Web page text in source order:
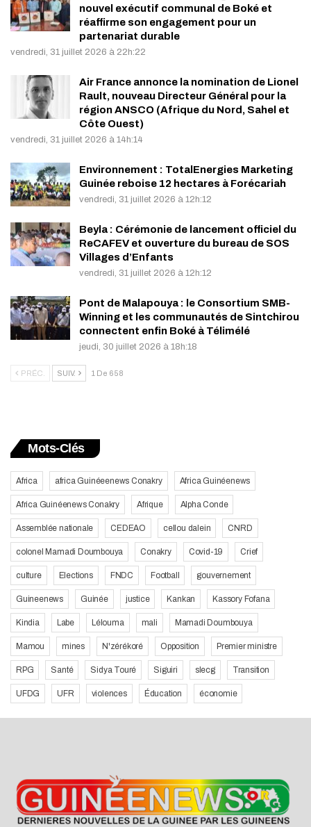
nouvel exécutif communal de Boké et
réaffirme son engagement pour un
partenariat durable
vendredi, 31 juillet 2026 à 22h:22
Air France annonce la nomination de Lionel
Rault, nouveau Directeur Général pour la
région ANSCO (Afrique du Nord, Sahel et
Côte Ouest)
vendredi, 31 juillet 2026 à 14h:14
Environnement : TotalEnergies Marketing
Guinée reboise 12 hectares à Forécariah
vendredi, 31 juillet 2026 à 12h:12
Beyla : Cérémonie de lancement officiel du
ReCAFEV et ouverture du bureau de SOS
Villages d’Enfants
vendredi, 31 juillet 2026 à 12h:12
Pont de Malapouya : le Consortium SMB-
Winning et les communautés de Sintchirou
connectent enfin Boké à Télimélé
jeudi, 30 juillet 2026 à 18h:18
PRÉC. SUIV. 1 De 658
Mots-Clés
Africa africa Guinéeenews Conakry Africa Guinéenews
Africa Guinéenews Conakry Afrique Alpha Conde
Assemblée nationale CEDEAO cellou dalein CNRD
colonel Mamadi Doumbouya Conakry Covid-19 Crief
culture Elections FNDC Football gouvernement
Guineenews Guinée justice Kankan Kassory Fofana
Kindia Labe Lélouma mali Mamadi Doumbouya
Mamou mines N'zérékoré Opposition Premier ministre
RPG Santé Sidya Touré Siguiri slecg Transition
UFDG UFR violences Éducation économie